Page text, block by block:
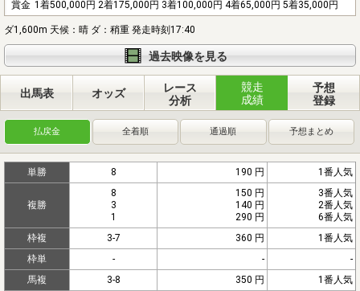
賞金 1着500,000円 2着175,000円 3着100,000円 4着65,000円 5着35,000円
ダ1,600m 天候：晴 ダ：稍重 発走時刻17:40
過去映像を見る
出馬表 オッズ
レース
分析
競走
成績
予想
登録
払戻金 全着順 通過順 予想まとめ
単勝 8 190 円 1番人気
複勝
8
3
1
150 円
140 円
290 円
3番人気
2番人気
6番人気
枠複
3-7 360 円
1番人気
枠単
- -
-
馬複
3-8 350 円
1番人気